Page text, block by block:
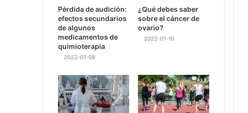
Pérdida de audición:
efectos secundarios
de algunos
medicamentos de
quimioterapia
2022-01-08
¿Qué debes saber
sobre el cáncer de
ovario?
2022-01-10